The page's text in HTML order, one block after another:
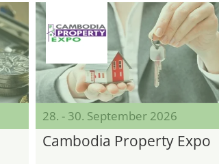
28. - 30. September 2026
Cambodia Property Expo